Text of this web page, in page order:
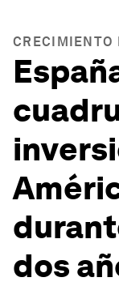
CRECIMIENTO
dos